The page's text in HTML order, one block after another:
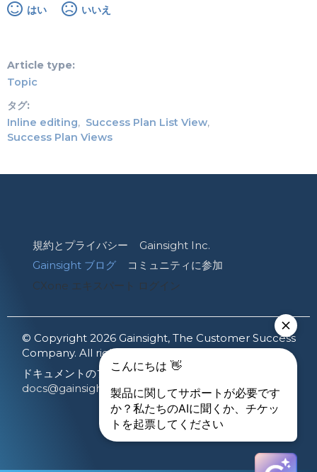
はい いいえ
Article type
Topic
タグ
Inline editing
Success Plan List View
Success Plan Views
規約とプライバシー
Gainsight Inc.
Gainsight ブログ
コミュニティに参加
CXone エキスパート ログイン
© Copyright 2026 Gainsight, The Customer Success
Company. All rights reserved.
ドキュメントのフィードバックを共有する:
docs@gainsight.com